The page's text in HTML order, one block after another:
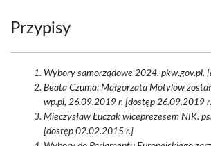
Przypisy
Wybory samorządowe 2024. pkw.gov.pl.
Beata Czuma: Małgorzata Motylow
wp.pl, 26.09.2019 r. [dostęp 26.09.2019
Mieczysław Łuczak wiceprezesem NIK.
[dostęp 02.02.2015 r.]